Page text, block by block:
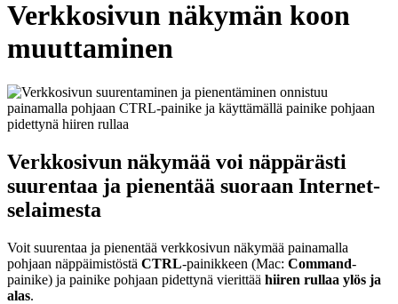
Verkkosivun näkymän koon
muuttaminen
Verkkosivun näkymää voi näppärästi
suurentaa ja pienentää suoraan Internet-
selaimesta
Voit suurentaa ja pienentää verkkosivun näkymää painamalla
pohjaan näppäimistöstä CTRL-painikkeen (Mac: Command-
painike) ja painike pohjaan pidettynä vierittää hiiren rullaa ylös ja
alas.